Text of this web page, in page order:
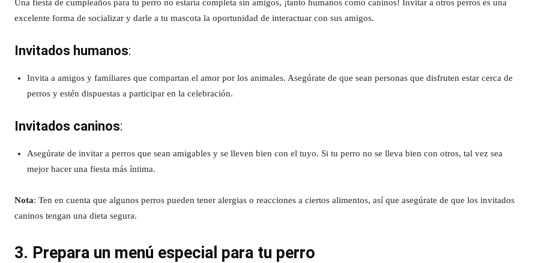
Una fiesta de cumpleaños para tu perro no estaría completa sin amigos, ¡tanto humanos como caninos! Invitar a otros perros es una
excelente forma de socializar y darle a tu mascota la oportunidad de interactuar con sus amigos.
Invitados humanos:
Invita a amigos y familiares que compartan el amor por los animales. Asegúrate de que sean personas que disfruten estar cerca de
perros y estén dispuestas a participar en la celebración.
Invitados caninos:
Asegúrate de invitar a perros que sean amigables y se lleven bien con el tuyo. Si tu perro no se lleva bien con otros, tal vez sea
mejor hacer una fiesta más íntima.
Nota: Ten en cuenta que algunos perros pueden tener alergias o reacciones a ciertos alimentos, así que asegúrate de que los invitados
caninos tengan una dieta segura.
3. Prepara un menú especial para tu perro